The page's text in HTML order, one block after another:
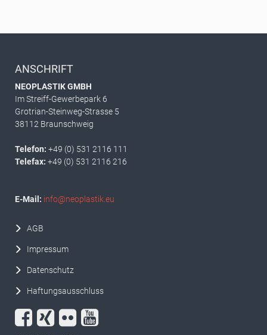
ANSCHRIFT
NEOPLASTIK GMBH
Im Streiff-Gewerbepark 6
Grotrian-Steinweg-Strasse 5
38112 Braunschweig
Telefon: +49 (0) 531 2116 111
Telefax: +49 (0) 531 2116 216
E-Mail: info@neoplastik.eu
AGB
Impressum
Datenschutz
Haftungsausschluss